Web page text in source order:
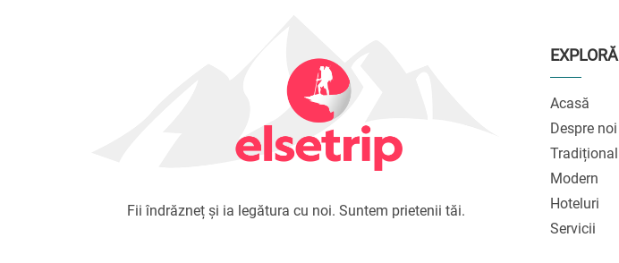
Fii îndrăzneț și ia legătura cu noi. Suntem prietenii tăi.
EXPLORĂ
Acasă
Despre noi
Tradițional
Modern
Hoteluri
Servicii